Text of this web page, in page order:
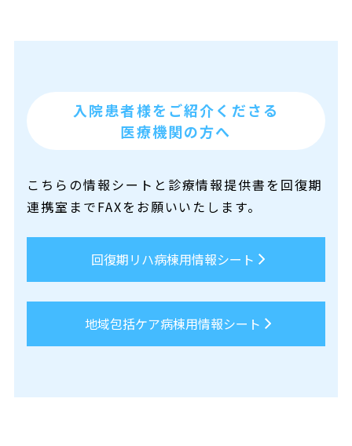
入院患者様をご紹介くださる
医療機関の方へ
こちらの情報シートと診療情報提供書を回復期
連携室までFAXをお願いいたします。
回復期リハ病棟用情報シート
地域包括ケア病棟用情報シート